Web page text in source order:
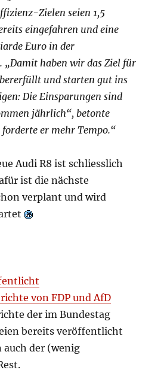
Zielen seien 1,5
eingefahren und eine
Euro in der
„Damit haben wir das Ziel für
und starten gut ins
Die Einsparungen sind
jährlich“, betonte
er mehr Tempo.“
Audi R8 ist schliesslich
ist die nächste
verplant und wird
von FDP und AfD
der im Bundestag
bereits veröffentlicht
der (wenig